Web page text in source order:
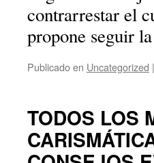
contrarrestar el
propone seguir
Publicado en Uncategorized |
TODOS LOS